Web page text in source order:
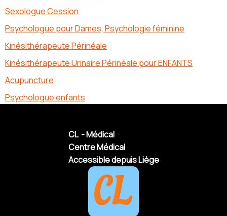
Sexologue Cession
Psychologue pour Dames, Psychologie féminine
Kinésithérapeute Périnéale
Kinésithérapeute Urinaire Périnéale pour ENFANTS
Acupuncture
Psychologue enfants
CL - Médical
Centre Médical
Accessible depuis Liège